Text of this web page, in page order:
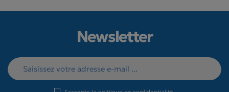
Newsletter